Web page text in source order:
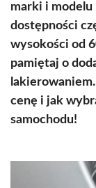
marki i modelu
dostępności
wysokości od
pamiętaj o
cenę i jak
samochodu!